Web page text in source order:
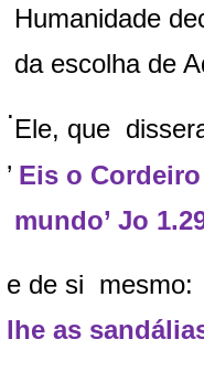
Humanidade
da escolha de
.
Ele, que
’ Eis o
mundo’ Jo
e de si mesmo:
lhe as